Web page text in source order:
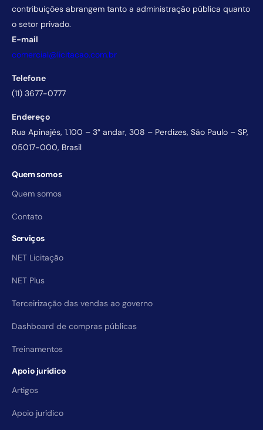
contribuições abrangem tanto a administração pública quanto
o setor privado.
E-mail
comercial@licitacao.com.br
Telefone
(11) 3677-0777
Endereço
Rua Apinajés, 1.100 – 3° andar, 308 – Perdizes, São Paulo – SP,
05017-000, Brasil
Quem somos
Quem somos
Contato
Serviços
NET Licitação
NET Plus
Terceirização das vendas ao governo
Dashboard de compras públicas
Treinamentos
Apoio jurídico
Artigos
Apoio jurídico